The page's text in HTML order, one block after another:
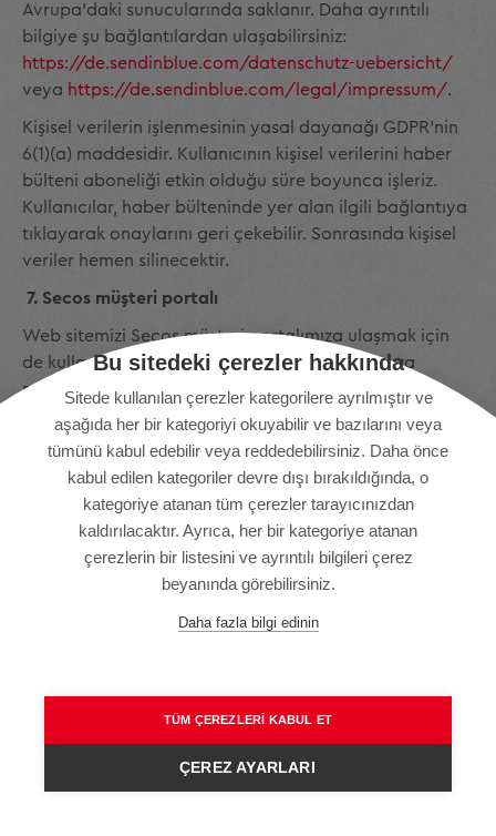
Avrupa'daki sunucularında saklanır. Daha ayrıntılı
bilgiye şu bağlantılardan ulaşabilirsiniz:
https://de.sendinblue.com/datenschutz-uebersicht/
veya https://de.sendinblue.com/legal/impressum/.
Kişisel verilerin işlenmesinin yasal dayanağı GDPR'nin
6(1)(a) maddesidir. Kullanıcının kişisel verilerini haber
bülteni aboneliği etkin olduğu süre boyunca işleriz.
Kullanıcılar, haber bülteninde yer alan ilgili bağlantıya
tıklayarak onaylarını geri çekebilir. Sonrasında kişisel
veriler hemen silinecektir.
7. Secos müşteri portalı
Web sitemizi Secos müşteri portalımıza ulaşmak için
de kullanabilirsiniz. Kayıt formunu doldurmanıza
müteakip orijinal içeriklerimize ulaşmak için Secos'u
kullanabilirsiniz. Kişisel verilerin işlenmesinin yasal
dayanağı GDPR'nin 6(1)(a) maddesidir.
8. Belgelerin ve yazılımların indirilmesi
Şirketimize, ürün yelpazemize ve yazılımlara ilişkin
bilgileri, kişisel verilerinizin isteğe bağlı olarak
sağlanmasına dayanarak sunarız. Kaydınızı
göndermeniz sonrasında göndermiş olduğunuz verileri
(e-posta adresi ve diğer isteğe bağlı bilgiler) işler ve
Kötüye kullanımı engellemek amacıyla kaydınızı
göndermeniz sonrasında onayınızı istemek için size bir
e-posta göndeririz (çift onay prosedürü). Kayıt
Bu sitedeki çerezler hakkında
Sitede kullanılan çerezler kategorilere ayrılmıştır ve
aşağıda her bir kategoriyi okuyabilir ve bazılarını veya
tümünü kabul edebilir veya reddedebilirsiniz. Daha önce
kabul edilen kategoriler devre dışı bırakıldığında, o
kategoriye atanan tüm çerezler tarayıcınızdan
kaldırılacaktır. Ayrıca, her bir kategoriye atanan
çerezlerin bir listesini ve ayrıntılı bilgileri çerez
beyanında görebilirsiniz.
Daha fazla bilgi edinin
TÜM ÇEREZLERI KABUL ET
ÇEREZ AYARLARI